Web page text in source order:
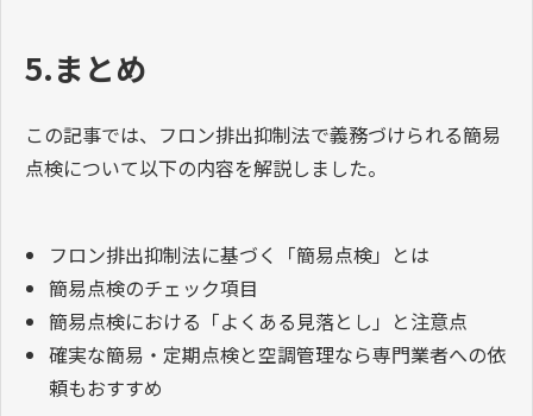
5.まとめ
この記事では、フロン排出抑制法で義務づけられる簡易
点検について以下の内容を解説しました。
フロン排出抑制法に基づく「簡易点検」とは
簡易点検のチェック項目
簡易点検における「よくある見落とし」と注意点
確実な簡易・定期点検と空調管理なら専門業者への依
頼もおすすめ